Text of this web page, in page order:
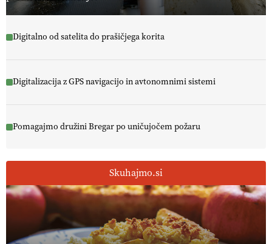
Digitalno od satelita do prašičjega korita
Digitalizacija z GPS navigacijo in avtonomnimi sistemi
Pomagajmo družini Bregar po uničujočem požaru
Skuhajmo.si